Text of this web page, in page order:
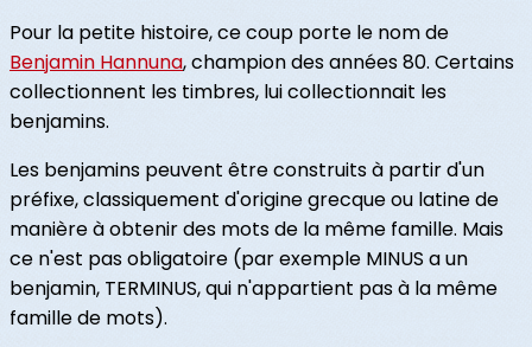
Pour la petite histoire, ce coup porte le nom de
Benjamin Hannuna, champion des années 80. Certains
collectionnent les timbres, lui collectionnait les
benjamins.
Les benjamins peuvent être construits à partir d'un
préfixe, classiquement d'origine grecque ou latine de
manière à obtenir des mots de la même famille. Mais
ce n'est pas obligatoire (par exemple MINUS a un
benjamin, TERMINUS, qui n'appartient pas à la même
famille de mots).